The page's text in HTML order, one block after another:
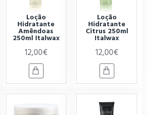
Loção
Hidratante
Amêndoas
250ml Italwax
12,00€
Loção
Hidratante
Citrus 250ml
Italwax
12,00€